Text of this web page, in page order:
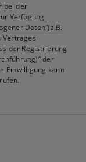
bei der
Verfügung
Daten“(z.B.
Vertrages
der Registrierung
der
Einwilligung kann